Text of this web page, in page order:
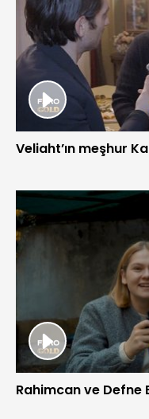
Veliaht’ın meşhur
Rahimcan ve Defne